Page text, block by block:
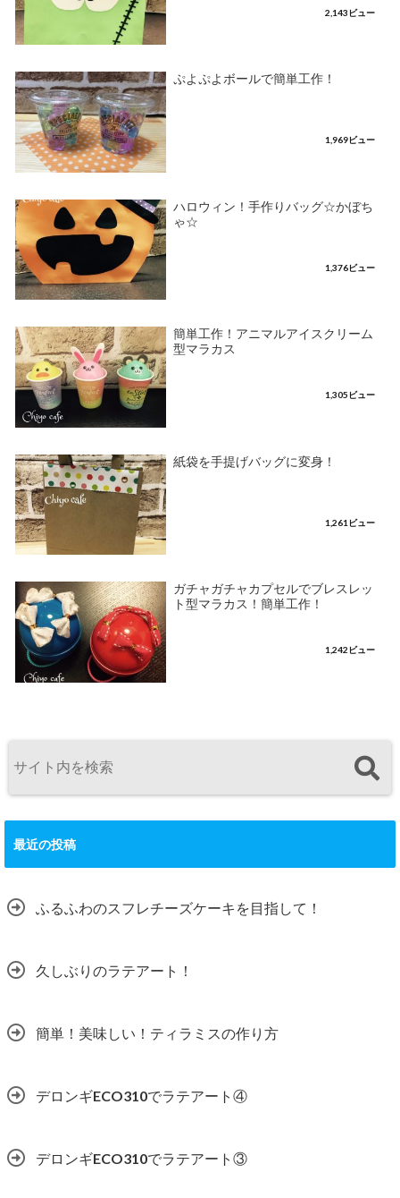
2,143ビュー
ぷよぷよボールで簡単工作！
1,969ビュー
ハロウィン！手作りバッグ☆かぼち
ゃ☆
1,376ビュー
簡単工作！アニマルアイスクリーム
型マラカス
1,305ビュー
紙袋を手提げバッグに変身！
1,261ビュー
ガチャガチャカプセルでブレスレッ
ト型マラカス！簡単工作！
1,242ビュー
最近の投稿
ふるふわのスフレチーズケーキを目指して！
久しぶりのラテアート！
簡単！美味しい！ティラミスの作り方
デロンギECO310でラテアート④
デロンギECO310でラテアート③